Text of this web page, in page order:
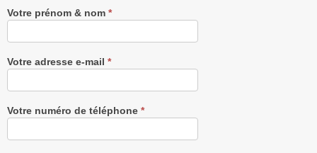
Votre prénom & nom *
Votre adresse e-mail *
Votre numéro de téléphone *